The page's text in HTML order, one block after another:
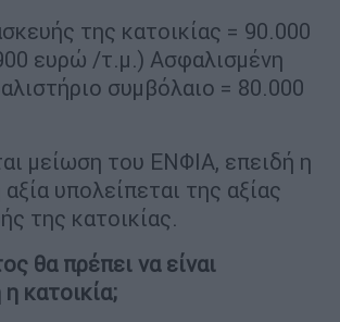
της κατοικίας = 90.000
ευρώ /τ.μ.) Ασφαλισμένη
συμβόλαιο = 80.000
μείωση του ΕΝΦΙΑ, επειδή η
υπολείπεται της αξίας
της κατοικίας.
θα πρέπει να είναι
κατοικία;